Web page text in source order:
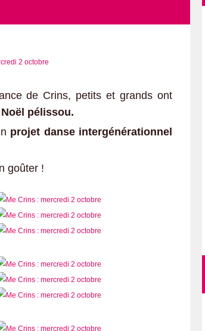
de Crins, petits et grands ont
pélissou.
projet danse intergénérationnel
goûter !